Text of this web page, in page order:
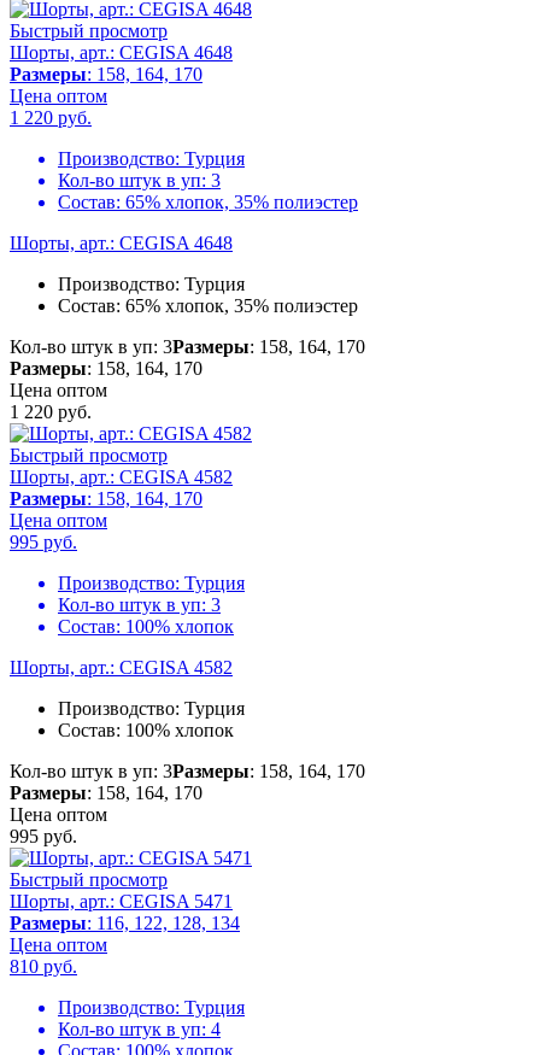
Быстрый просмотр
Шорты, арт.: CEGISA 4648
Размеры: 158, 164, 170
Цена оптом
1 220 руб.
Производство: Турция
Кол-во штук в уп: 3
Состав: 65% хлопок, 35% полиэстер
Шорты, арт.: CEGISA 4648
Производство: Турция
Состав: 65% хлопок, 35% полиэстер
Кол-во штук в уп: 3Размеры: 158, 164, 170
Размеры: 158, 164, 170
Цена оптом
1 220 руб.
Быстрый просмотр
Шорты, арт.: CEGISA 4582
Размеры: 158, 164, 170
Цена оптом
995 руб.
Производство: Турция
Кол-во штук в уп: 3
Состав: 100% хлопок
Шорты, арт.: CEGISA 4582
Производство: Турция
Состав: 100% хлопок
Кол-во штук в уп: 3Размеры: 158, 164, 170
Размеры: 158, 164, 170
Цена оптом
995 руб.
Быстрый просмотр
Шорты, арт.: CEGISA 5471
Размеры: 116, 122, 128, 134
Цена оптом
810 руб.
Производство: Турция
Кол-во штук в уп: 4